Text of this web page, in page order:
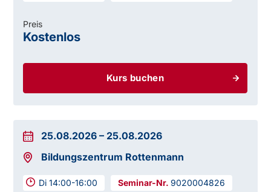
Kurs buchen
Preis
Kostenlos
25.08.2026 – 25.08.2026
Bildungszentrum Rottenmann
Di 14:00-16:00 9020004826